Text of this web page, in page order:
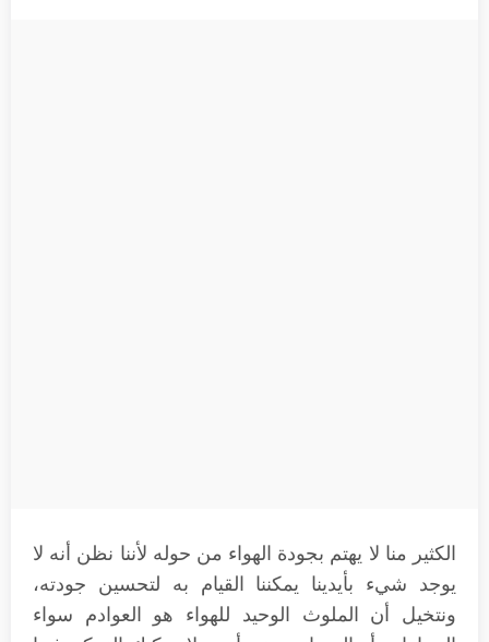
الكثير منا لا يهتم بجودة الهواء من حوله لأننا نظن أنه لا
يوجد شيء بأيدينا يمكننا القيام به لتحسين جودته،
ونتخيل أن الملوث الوحيد للهواء هو العوادم سواء